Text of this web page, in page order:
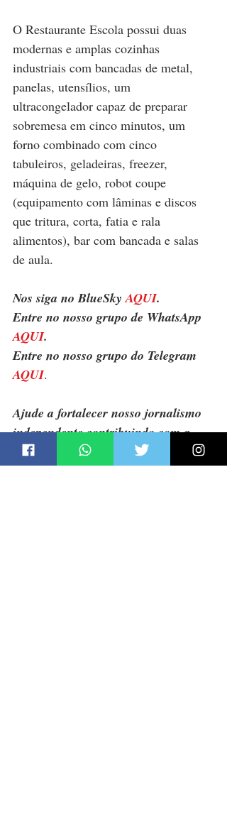
O Restaurante Escola possui duas
modernas e amplas cozinhas
industriais com bancadas de metal,
panelas, utensílios, um
ultracongelador capaz de preparar
sobremesa em cinco minutos, um
forno combinado com cinco
tabuleiros, geladeiras, freezer,
máquina de gelo, robot coupe
(equipamento com lâminas e discos
que tritura, corta, fatia e rala
alimentos), bar com bancada e salas
de aula.
Nos siga no BlueSky AQUI.
Entre no nosso grupo de WhatsApp
AQUI.
Entre no nosso grupo do Telegram
AQUI.
Ajude a fortalecer nosso jornalismo
independente contribuindo com a
campanha 'Sou Daki e Apoio' de
financiamento coletivo do Jornal